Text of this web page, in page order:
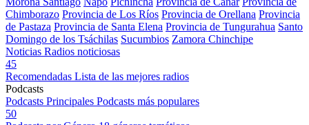
Chimborazo Provincia de Los Ríos Provincia de Orellana Provincia
de Pastaza Provincia de Santa Elena Provincia de Tungurahua Santo
Domingo de los Tsáchilas Sucumbios Zamora Chinchipe
Noticias Radios noticiosas
45
Recomendadas Lista de las mejores radios
Podcasts
Podcasts Principales Podcasts más populares
50